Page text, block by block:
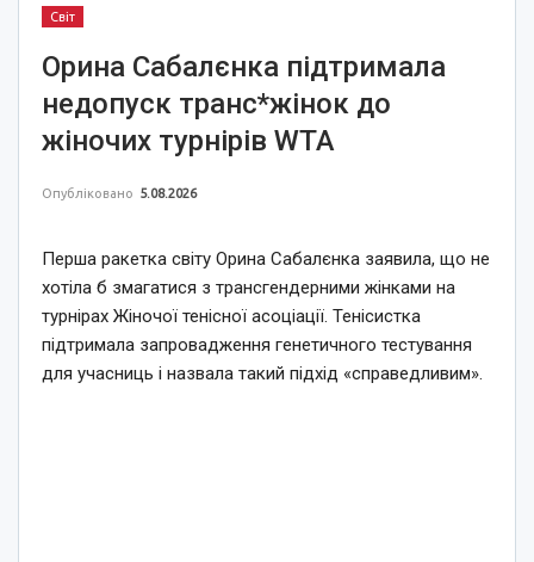
Світ
Орина Сабалєнка підтримала
недопуск транс*жінок до
жіночих турнірів WTA
Опубліковано 5.08.2026
Перша ракетка світу Орина Сабалєнка заявила, що не
хотіла б змагатися з трансгендерними жінками на
турнірах Жіночої тенісної асоціації. Тенісистка
підтримала запровадження генетичного тестування
для учасниць і назвала такий підхід «справедливим».